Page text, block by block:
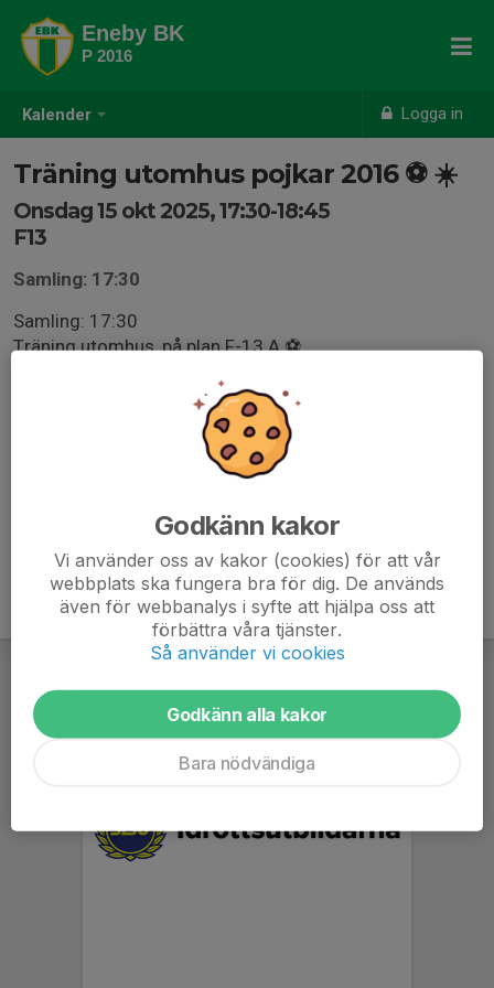
Kalender Logga in
Eneby BK
P 2016
Träning utomhus pojkar 2016 ⚽️ ☀️
Onsdag 15 okt 2025, 17:30-18:45
F13
Samling: 17:30
Samling: 17:30
Träning utomhus, på plan F-13 A ⚽
* Se till att halsband, armband och örhängen är avtagna
Godkänn kakor
Vi använder oss av kakor (cookies) för att vår
webbplats ska fungera bra för dig. De används
även för webbanalys i syfte att hjälpa oss att
förbättra våra tjänster.
Så använder vi cookies
Godkänn alla kakor
Bara nödvändiga